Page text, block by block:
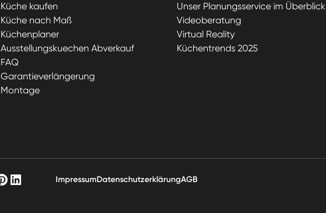
Küche kaufen
Küche nach Maß
Küchenplaner
Ausstellungskuechen Abverkauf
FAQ
Garantieverlängerung
Montage
Unser Planungsservice im Überblick
Videoberatung
Virtual Reality
Küchentrends 2025
ImpressumDatenschutzerklärungAGB